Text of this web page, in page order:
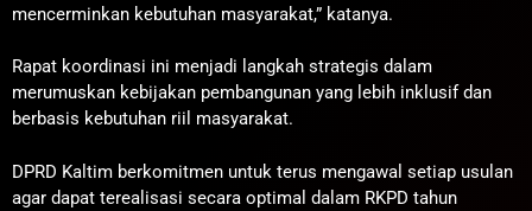
mencerminkan kebutuhan masyarakat,” katanya.
Rapat koordinasi ini menjadi langkah strategis dalam
merumuskan kebijakan pembangunan yang lebih inklusif dan
berbasis kebutuhan riil masyarakat.
DPRD Kaltim berkomitmen untuk terus mengawal setiap usulan
agar dapat terealisasi secara optimal dalam RKPD tahun